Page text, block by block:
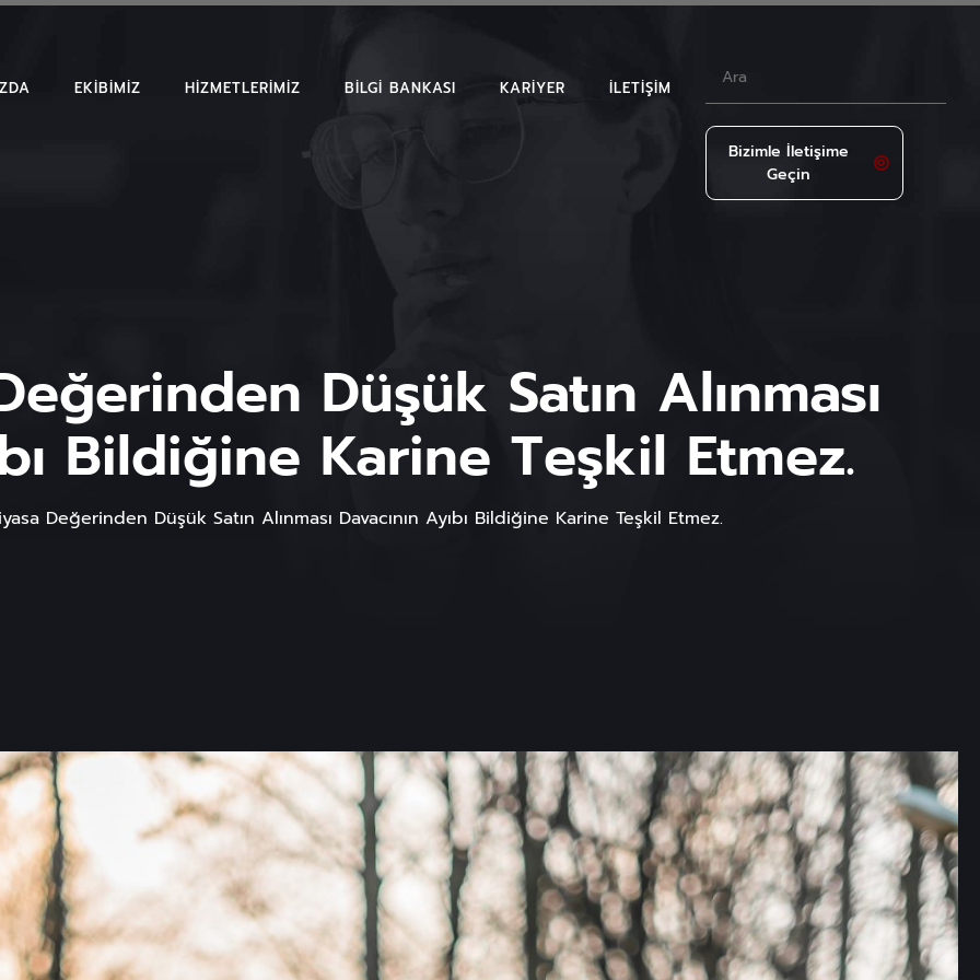
EKIBIMIZ HIZMETLERIMIZ BILGI BANKASI KARIYER İLETIŞIM
Bizimle İletişime
Geçin
Düşük Satın Alınması
Bildiğine Karine Teşkil Etmez.
Değerinden Düşük Satın Alınması Davacının Ayıbı Bildiğine Karine Teşkil Etmez.